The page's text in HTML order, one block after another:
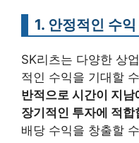
1. 안정적인 수
SK리츠는 다양한 상
적인 수익을 기대할
반적으로 시간이 지
장기적인 투자에 적합
배당 수익을 창출할